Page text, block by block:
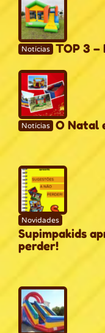
Notícias TOP 3
Notícias O Natal
Novidades
Supimpakids
perder!